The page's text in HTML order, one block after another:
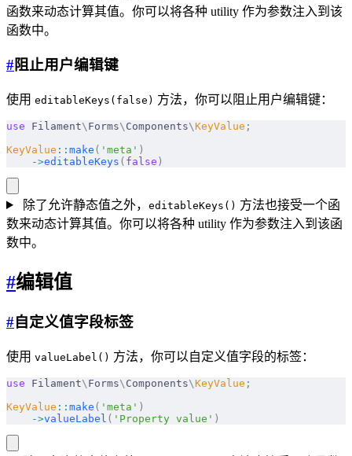
函数来动态计算其值。你可以将各种 utility 作为参数注入到该
函数中。
#阻止用户编辑键
使用 editableKeys(false) 方法，你可以阻止用户编辑键：
use Filament\ Forms\ Components\KeyValue ;
KeyValue :: make ( 'meta' )
    ->
editableKeys ( false )
除了允许静态值之外， editableKeys() 方法也接受一个函
数来动态计算其值。你可以将各种 utility 作为参数注入到该函
数中。
#编辑值
#自定义值字段标签
使用 valueLabel() 方法，你可以自定义值字段的标签：
use Filament\ Forms\ Components\KeyValue ;
KeyValue :: make ( 'meta' )
    ->
valueLabel ( 'Property value' )